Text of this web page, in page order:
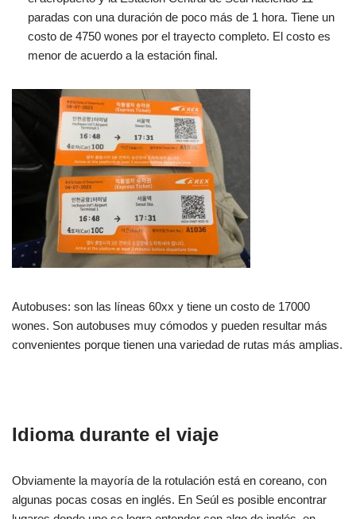
paradas con una duración de poco más de 1 hora. Tiene un
costo de 4750 wones por el trayecto completo. El costo es
menor de acuerdo a la estación final.
Autobuses: son las líneas 60xx y tiene un costo de 17000
wones. Son autobuses muy cómodos y pueden resultar más
convenientes porque tienen una variedad de rutas más amplias.
Idioma durante el viaje
Obviamente la mayoría de la rotulación está en coreano, con
algunas pocas cosas en inglés. En Seúl es posible encontrar